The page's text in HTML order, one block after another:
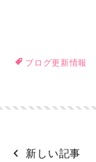
ブログ更新情報
新しい記事